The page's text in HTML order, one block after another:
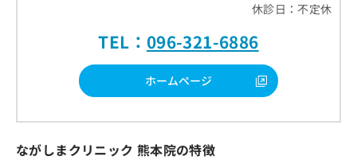
休診日：不定休
TEL： 096-321-6886
ホームページ
ながしまクリニック 熊本院の特徴